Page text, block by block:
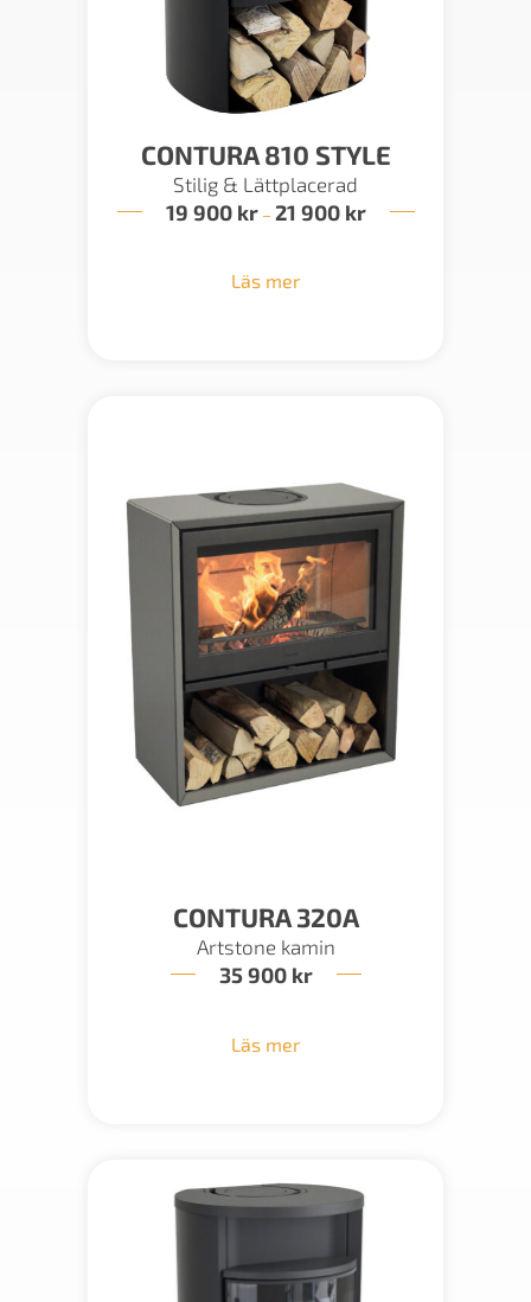
CONTURA 810 STYLE
Stilig & Lättplacerad
19 900 kr – 21 900 krPrisintervall:
Läs mer
CONTURA 320A
Artstone kamin
35 900 kr
Läs mer